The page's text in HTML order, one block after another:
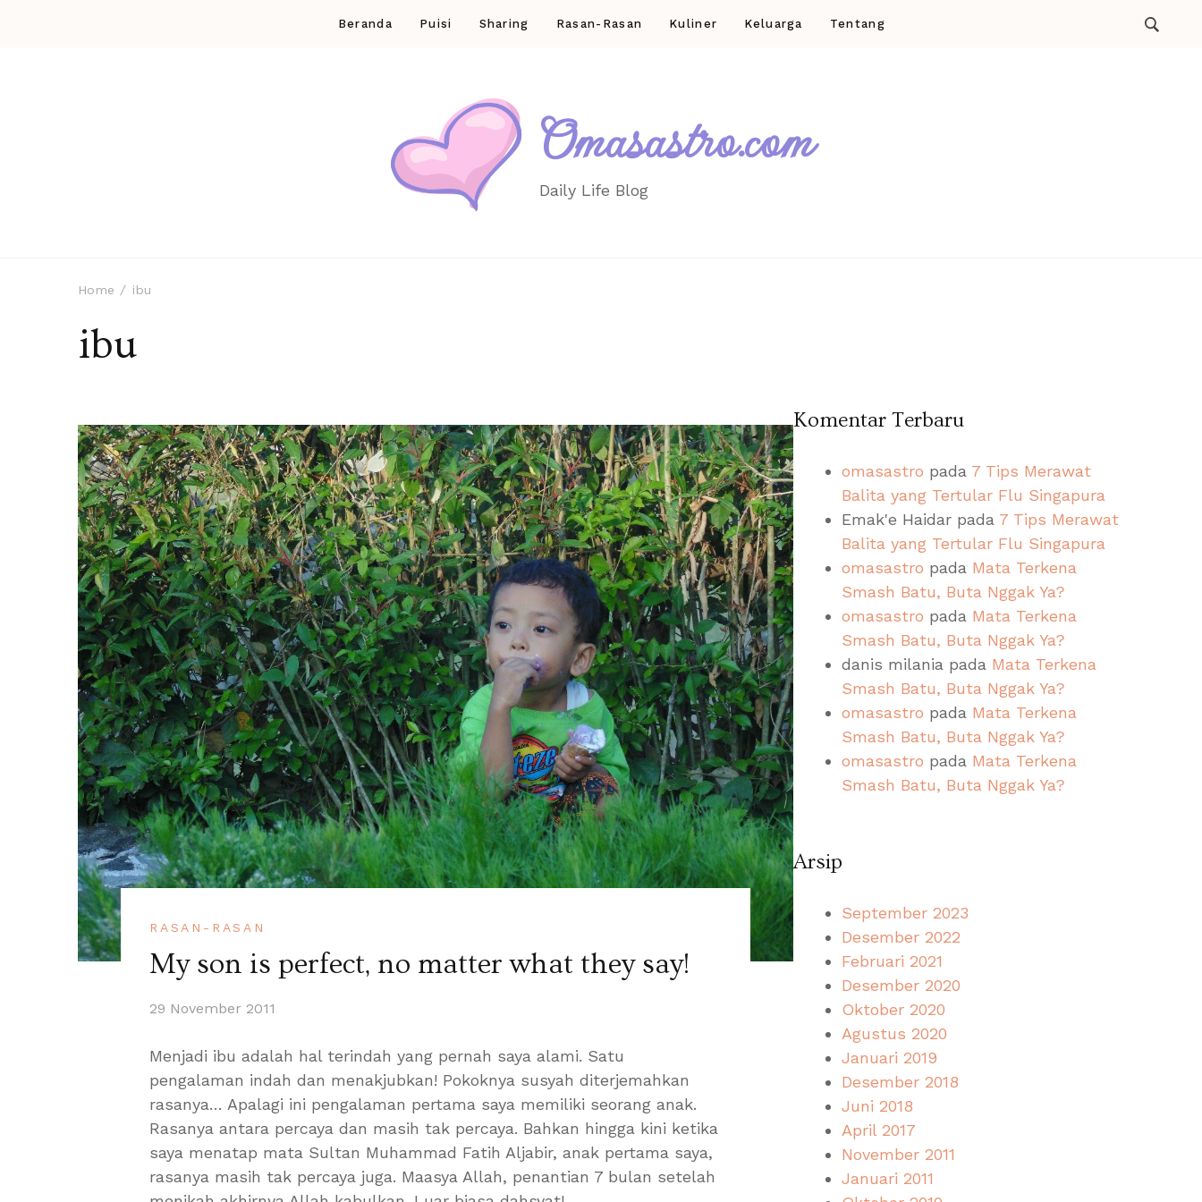
Beranda Puisi Sharing Rasan-Rasan Kuliner Keluarga Tentang
Omasastro.com
Daily Life Blog
Home ibu
ibu
RASAN-RASAN
My son is perfect, no matter what they say!
29 November 2011
Menjadi ibu adalah hal terindah yang pernah saya alami. Satu
pengalaman indah dan menakjubkan! Pokoknya susyah diterjemahkan
rasanya… Apalagi ini pengalaman pertama saya memiliki seorang anak.
Rasanya antara percaya dan masih tak percaya. Bahkan hingga kini ketika
saya menatap mata Sultan Muhammad Fatih Aljabir, anak pertama saya,
rasanya masih tak percaya juga. Maasya Allah, penantian 7 bulan setelah
Komentar Terbaru
omasastro pada 7 Tips Merawat
Balita yang Tertular Flu Singapura
Emak'e Haidar pada 7 Tips Merawat
Balita yang Tertular Flu Singapura
omasastro pada Mata Terkena
Smash Batu, Buta Nggak Ya?
omasastro pada Mata Terkena
Smash Batu, Buta Nggak Ya?
danis milania pada Mata Terkena
Smash Batu, Buta Nggak Ya?
omasastro pada Mata Terkena
Smash Batu, Buta Nggak Ya?
omasastro pada Mata Terkena
Smash Batu, Buta Nggak Ya?
Arsip
September 2023
Desember 2022
Februari 2021
Desember 2020
Oktober 2020
Agustus 2020
Januari 2019
Desember 2018
Juni 2018
April 2017
November 2011
Januari 2011